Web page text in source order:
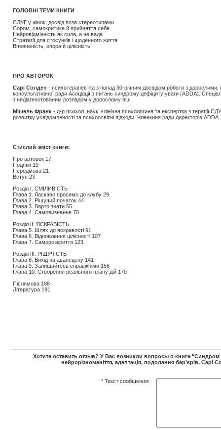
ГОЛОВНІ ТЕМИ КНИГИ
СДУГ у жінок: досвід поза стереотипами
Сором, самокритика й прийняття себе
Нейровідмінність як сила, а не вада
Стратегії для стосунків і щоденного життя
Впевненість, опора й цілісність
ПРО АВТОРОК
Сарі Солден - психотерапевтка з понад 30-річним досвідом роботи з дорослими,
консультативної ради Асоціації з питань синдрому дефіциту уваги (ADDA).
з недіагностованим розладом у дорослому віці.
Мішель Франк - д-р психол. наук, клінічна психологиня та експертка з терапії
розвитку усвідомленості та психоосвітні підходи. Членкиня ради директорів ADDA.
Стислий зміст книги:
Про авторок 17
Подяки 19
Передмова 21
Вступ 23
Розділ I. СМІЛИВІСТЬ
Глава 1. Ласкаво просимо до клубу 29
Глава 2. Рішучий початок 44
Глава 3. Варто знати 55
Глава 4. Самовизнання 70
Розділ II. ЯСКРАВІСТЬ
Глава 5. Шлях до яскравості 91
Глава 6. Відновлення цілісності 107
Глава 7. Саморозкриття 123
Розділ III. РІШУЧІСТЬ
Глава 8. Вихід на авансцену 141
Глава 9. Залишайтесь справжніми 156
Глава 10. Створення реального плану дій 170
Післямова 188
Література 191
Хотите оставить отзыв? У Вас возникли вопросы о книге "Синдром
нейрорізноманіття, адаптація, подолання бар’єрів,
* Текст сообщения: